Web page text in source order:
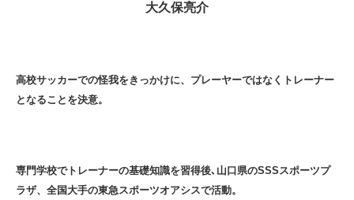
大久保亮介
高校サッカーでの怪我をきっかけに、プレーヤーではなくトレーナー
となることを決意。
専門学校でトレーナーの基礎知識を習得後､山口県のSSSスポーツプ
ラザ、全国大手の東急スポーツオアシスで活動。